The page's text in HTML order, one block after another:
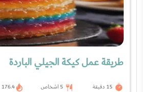
طريقة عمل كيكة الجيلي الباردة
15 دقيقة 5 اشخاص 176.4 سعرة حرارية